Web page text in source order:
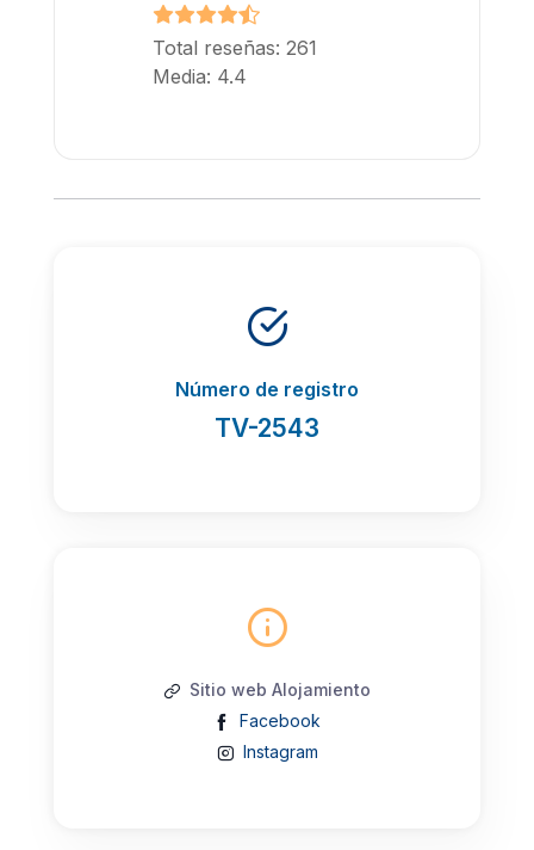
Total reseñas: 261
Media: 4.4
Número de registro
TV-2543
Sitio web Alojamiento
Facebook
Instagram